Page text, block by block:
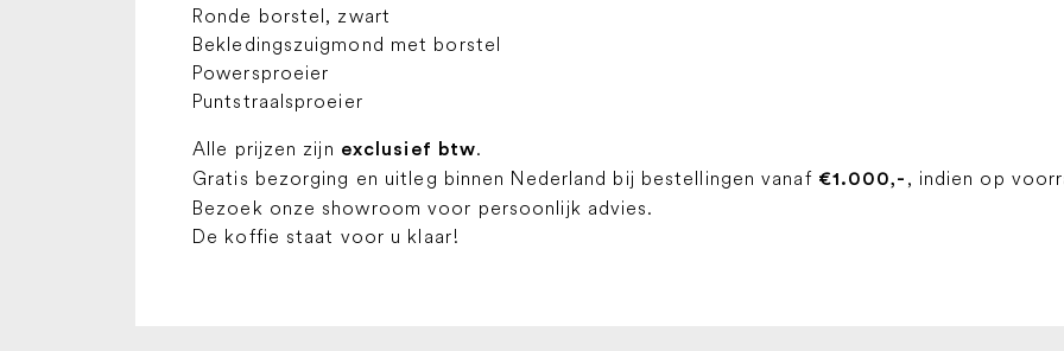
Ronde borstel, zwart
Bekledingszuigmond met borstel
Powersproeier
Puntstraalsproeier
Alle prijzen zijn exclusief btw.
Gratis bezorging en uitleg binnen Nederland bij bestellingen vanaf €1.000,- , indien op
Bezoek onze showroom voor persoonlijk advies.
De koffie staat voor u klaar!